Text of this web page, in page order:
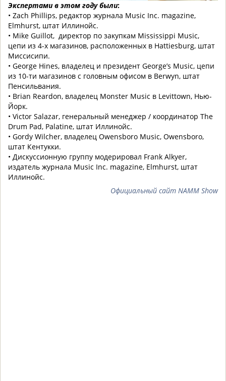
Экспертами в этом году были:
• Zach Phillips, редактор журнала Music Inc. magazine,
Elmhurst, штат Иллинойс.
• Mike Guillot, директор по закупкам Mississippi Music,
цепи из 4-х магазинов, расположенных в Hattiesburg, штат
Миссисипи.
• George Hines, владелец и президент George’s Music, цепи
из 10-ти магазинов с головным офисом в Berwyn, штат
Пенсильвания.
• Brian Reardon, владелец Monster Music в Levittown, Нью-
Йорк.
• Victor Salazar, генеральный менеджер / координатор The
Drum Pad, Palatine, штат Иллинойс.
• Gordy Wilcher, владелец Owensboro Music, Owensboro,
штат Кентукки.
• Дискуссионную группу модерировал Frank Alkyer,
издатель журнала Music Inc. magazine, Elmhurst, штат
Иллинойс.
Официальный сайт NAMM Show